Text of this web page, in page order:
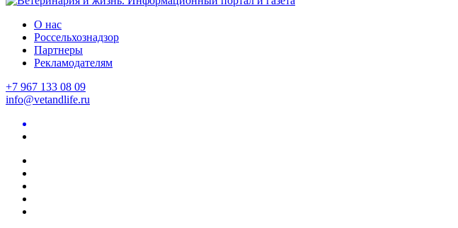
О нас
Россельхознадзор
Партнеры
Рекламодателям
+7 967 133 08 09
info@vetandlife.ru